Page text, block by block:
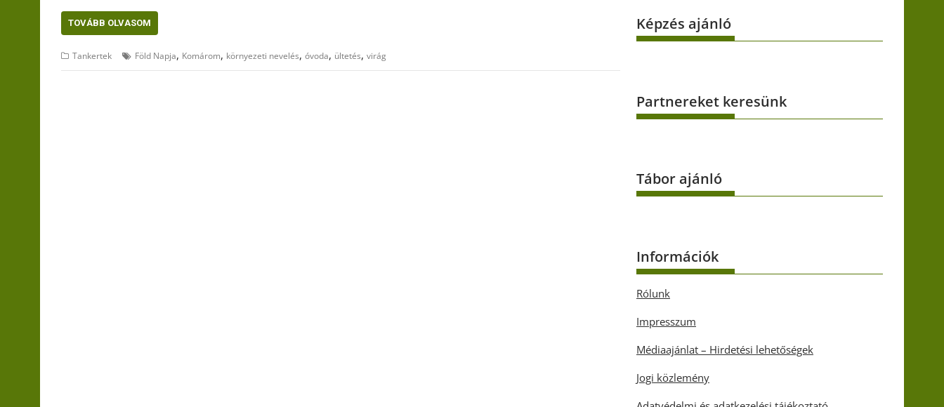
TOVÁBB OLVASOM
Tankertek Föld Napja, Komárom, környezeti nevelés, óvoda, ültetés, virág
Képzés ajánló
Partnereket keresünk
Tábor ajánló
Információk
Rólunk
Impresszum
Médiaajánlat – Hirdetési lehetőségek
Jogi közlemény